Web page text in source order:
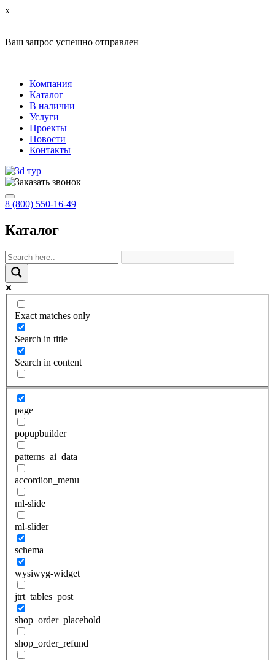
x
Ваш запрос успешно отправлен
Компания
Каталог
В наличии
Услуги
Проекты
Новости
Контакты
8 (800) 550-16-49
Каталог
Exact matches only
Search in title
Search in content
page
popupbuilder
patterns_ai_data
accordion_menu
ml-slide
ml-slider
schema
wysiwyg-widget
jtrt_tables_post
shop_order_placehold
shop_order_refund